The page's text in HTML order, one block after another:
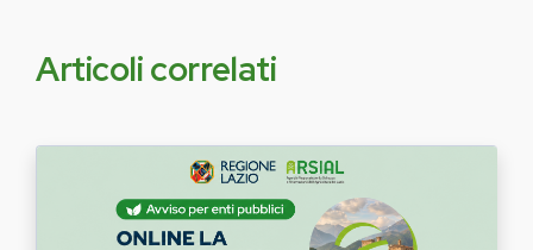
Articoli correlati